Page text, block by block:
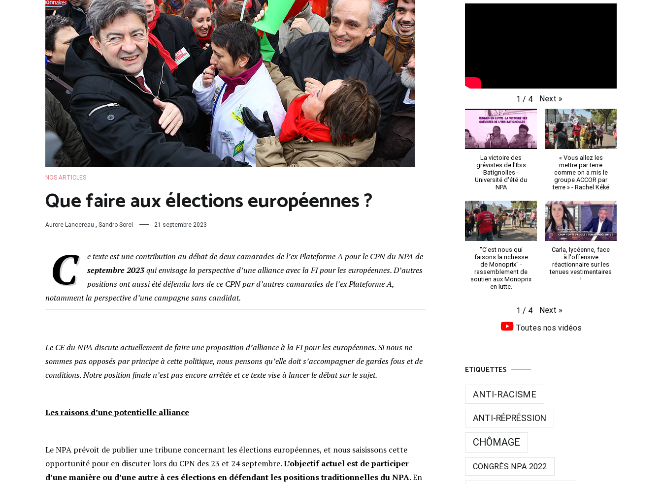
NOS ARTICLES
Que faire aux élections européennes ?
Aurore Lancereau Sandro Sorel 21 septembre 2023
C
e texte est une contribution au débat de deux camarades de l’ex Plateforme A pour le CPN du NPA de
septembre 2023qui envisage la perspective d’une alliance avec la FI pour les européennes. D’autres
positions ont aussi été défendu lors de ce CPN par d’autres camarades de l’ex Plateforme A,
notamment la perspective d’une campagne sans candidat.
Le CE du NPA discute actuellement de faire une proposition d’alliance à la FI pour les européennes. Si nous ne
sommes pas opposés par principe à cette politique, nous pensons qu’elle doit s’accompagner de gardes fous et de
conditions. Notre position finale n’est pas encore arrêtée et ce texte vise à lancer le débat sur le sujet.
Les raisons d’une potentielle alliance
Le NPA prévoit de publier une tribune concernant les élections européennes, et nous saisissons cette
opportunité pour en discuter lors du CPN des 23 et 24 septembre.L’objectif actuel est de participer
d’une manière ou d’une autre à ces élections en défendant les positions traditionnelles du NPA. En
1 / 4 Next »
La victoire des
grévistes de l'Ibis
Batignolles -
Université d'été du
NPA
« Vous allez les
mettre par terre
comme on a mis le
groupe ACCOR par
terre » - Rachel Kéké
"C'est nous qui
faisons la richesse
de Monoprix" -
rassemblement de
soutien aux Monoprix
en lutte.
Carla, lycéenne, face
à l'offensive
réactionnaire sur les
tenues vestimentaires
!
1 / 4 Next »
Toutes nos vidéos
ETIQUETTES
ANTI-RACISME
ANTI-RÉPRÉSSION
CHÔMAGE
CONGRÈS NPA 2022